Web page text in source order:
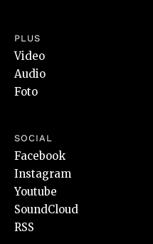
PLUS
Video
Audio
Foto
SOCIAL
Facebook
Instagram
Youtube
SoundCloud
RSS